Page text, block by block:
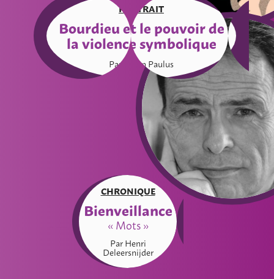
PORTRAIT
Bourdieu et le pouvoir de
la violence symbolique
Par Julien Paulus
CHRONIQUE
Bienveillance
« Mots »
Par Henri
Deleersnijder